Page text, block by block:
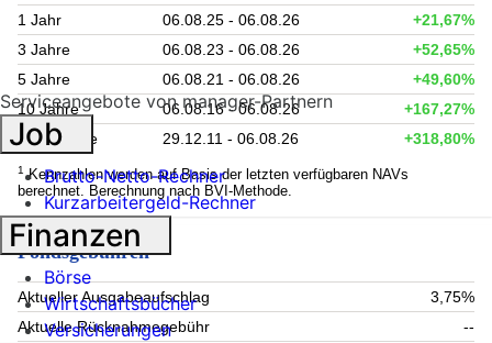
1 Jahr
06.08.25 - 06.08.26
+21,67%
3 Jahre
06.08.23 - 06.08.26
+52,65%
5 Jahre
06.08.21 - 06.08.26
+49,60%
10 Jahre
06.08.16 - 06.08.26
+167,27%
seit Auflage
29.12.11 - 06.08.26 +318,80%
1 Kennzahlen werden auf Basis der letzten verfügbaren NAVs
berechnet. Berechnung nach BVI-Methode.
Fondsgebühren
Aktueller Ausgabeaufschlag
3,75%
Aktuelle Rücknahmegebühr
--
Serviceangebote von manager-Partnern
Job
Brutto-Netto-Rechner
Kurzarbeitergeld-Rechner
Finanzen
Börse
Wirtschaftsbücher
Versicherungen